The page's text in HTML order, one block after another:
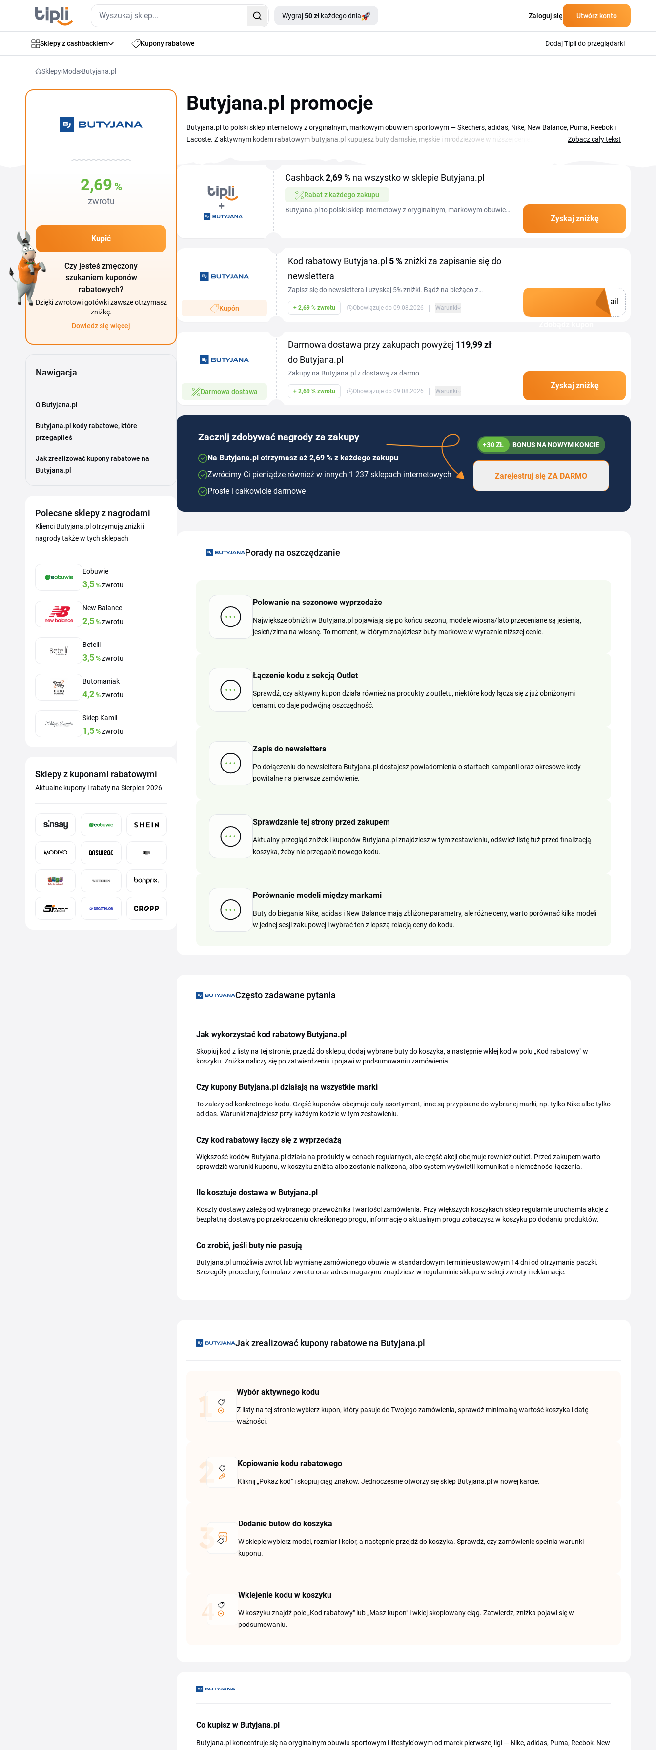
Wygraj50 zł każdego dnia Zaloguj się Utwórz konto
Sklepy z cashbackiem Kupony rabatowe Dodaj Tipli do przeglądarki
Sklepy Moda Butyjana.pl
2,69 %
zwrotu
Kupić
Czy jesteś zmęczony
szukaniem kuponów
rabatowych?
Dzięki zwrotowi gotówki zawsze otrzymasz
zniżkę.
Dowiedz się więcej
Nawigacja
O Butyjana.pl
Butyjana.pl kody rabatowe, które
przegapiłeś
Jak zrealizować kupony rabatowe na
Butyjana.pl
Polecane sklepy z nagrodami
Klienci Butyjana.pl otrzymują zniżki i
nagrody także w tych sklepach
Eobuwie
3,5%zwrotu
New Balance
2,5%zwrotu
Betelli
3,5%zwrotu
Butomaniak
4,2%zwrotu
Sklep Kamil
1,5%zwrotu
Sklepy z kuponami rabatowymi
Aktualne kupony i rabaty na Sierpień 2026
Butyjana.pl promocje
Butyjana.pl to polski sklep internetowy z oryginalnym, markowym obuwiem sportowym — Skechers, adidas, Nike, New Balance, Puma, Reebok i
Lacoste. Z aktywnym kodem rabatowym butyjana.pl kupujesz buty damskie, męskie i młodzieżowe w niższej cenie. Aktualne kupony i promocje
nawet do połowy ceny katalogowej. Sprawdź, jaki kupon butyjana.pl jest dziś aktywny.
Zobacz cały tekst
Cashback2,69 % na wszystko w sklepie Butyjana.pl
Rabat z każdego zakupu
Butyjana.pl to polski sklep internetowy z oryginalnym, markowym obuwiem
Zyskaj zniżkę
Kupón
Kod rabatowy Butyjana.pl 5 %zniżki za zapisanie się do
newslettera
Zapisz się do newslettera i uzyskaj 5% zniżki. Bądź na bieżąco z
nowościami i ofertami specjalnymi.
+ 2,69 % zwrotu Obowiązuje do 09.08.2026 | Warunki
ail
Darmowa dostawa
Darmowa dostawa przy zakupach powyżej 119,99 zł
do Butyjana.pl
Zakupy na Butyjana.pl z dostawą za darmo.
+ 2,69 % zwrotu Obowiązuje do 09.08.2026 | Warunki
Zyskaj zniżkę
Zacznij zdobywać nagrody za zakupy
Na Butyjana.pl otrzymasz aż 2,69 % z każdego zakupu
Zwrócimy Ci pieniądze również w innych 1 237 sklepach internetowych
Proste i całkowicie darmowe
+30 ZŁ BONUS NA NOWYM KONCIE
Zarejestruj się ZA DARMO
Porady na oszczędzanie
Polowanie na sezonowe wyprzedaże
Największe obniżki w Butyjana.pl pojawiają się po końcu sezonu, modele wiosna/lato przeceniane są jesienią,
jesień/zima na wiosnę. To moment, w którym znajdziesz buty markowe w wyraźnie niższej cenie.
Łączenie kodu z sekcją Outlet
Sprawdź, czy aktywny kupon działa również na produkty z outletu, niektóre kody łączą się z już obniżonymi
cenami, co daje podwójną oszczędność.
Zapis do newslettera
Po dołączeniu do newslettera Butyjana.pl dostajesz powiadomienia o startach kampanii oraz okresowe kody
powitalne na pierwsze zamówienie.
Sprawdzanie tej strony przed zakupem
Aktualny przegląd zniżek i kuponów Butyjana.pl znajdziesz w tym zestawieniu, odśwież listę tuż przed finalizacją
koszyka, żeby nie przegapić nowego kodu.
Porównanie modeli między markami
Buty do biegania Nike, adidas i New Balance mają zbliżone parametry, ale różne ceny, warto porównać kilka modeli
w jednej sesji zakupowej i wybrać ten z lepszą relacją ceny do kodu.
Często zadawane pytania
Jak wykorzystać kod rabatowy Butyjana.pl
Skopiuj kod z listy na tej stronie, przejdź do sklepu, dodaj wybrane buty do koszyka, a następnie wklej kod w polu „Kod rabatowy" w
koszyku. Zniżka naliczy się po zatwierdzeniu i pojawi w podsumowaniu zamówienia.
Czy kupony Butyjana.pl działają na wszystkie marki
To zależy od konkretnego kodu. Część kuponów obejmuje cały asortyment, inne są przypisane do wybranej marki, np. tylko Nike albo tylko
adidas. Warunki znajdziesz przy każdym kodzie w tym zestawieniu.
Czy kod rabatowy łączy się z wyprzedażą
Większość kodów Butyjana.pl działa na produkty w cenach regularnych, ale część akcji obejmuje również outlet. Przed zakupem warto
sprawdzić warunki kuponu, w koszyku zniżka albo zostanie naliczona, albo system wyświetli komunikat o niemożności łączenia.
Ile kosztuje dostawa w Butyjana.pl
Koszty dostawy zależą od wybranego przewoźnika i wartości zamówienia. Przy większych koszykach sklep regularnie uruchamia akcje z
bezpłatną dostawą po przekroczeniu określonego progu, informację o aktualnym progu zobaczysz w koszyku po dodaniu produktów.
Co zrobić, jeśli buty nie pasują
Butyjana.pl umożliwia zwrot lub wymianę zamówionego obuwia w standardowym terminie ustawowym 14 dni od otrzymania paczki.
Szczegóły procedury, formularz zwrotu oraz adres magazynu znajdziesz w regulaminie sklepu w sekcji zwroty i reklamacje.
Jak zrealizować kupony rabatowe na Butyjana.pl
Wybór aktywnego kodu
Z listy na tej stronie wybierz kupon, który pasuje do Twojego zamówienia, sprawdź minimalną wartość koszyka i datę
ważności.
Kopiowanie kodu rabatowego
Kliknij „Pokaż kod" i skopiuj ciąg znaków. Jednocześnie otworzy się sklep Butyjana.pl w nowej karcie.
Dodanie butów do koszyka
W sklepie wybierz model, rozmiar i kolor, a następnie przejdź do koszyka. Sprawdź, czy zamówienie spełnia warunki
kuponu.
Wklejenie kodu w koszyku
W koszyku znajdź pole „Kod rabatowy" lub „Masz kupon" i wklej skopiowany ciąg. Zatwierdź, zniżka pojawi się w
podsumowaniu.
Co kupisz w Butyjana.pl
Butyjana.pl koncentruje się na oryginalnym obuwiu sportowym i lifestyle'owym od marek pierwszej ligi — Nike, adidas, Puma, Reebok, New